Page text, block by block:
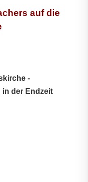
auf die
-
der Endzeit